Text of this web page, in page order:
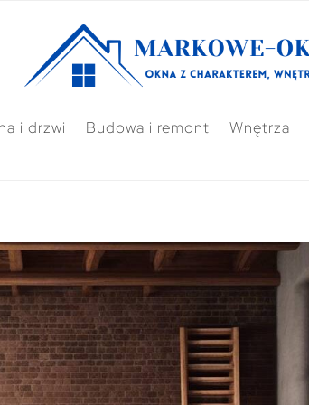
i drzwi Budowa i remont Wnętrza